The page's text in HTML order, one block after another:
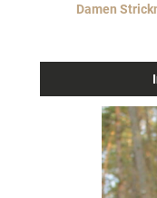
Damen